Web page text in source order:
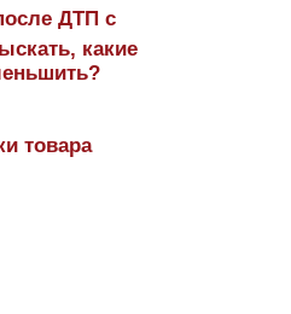
ДТП с
какие
товара